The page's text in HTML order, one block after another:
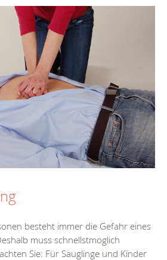
besteht immer die Gefahr eines
muss schnellstmöglich
Sie: Für Säuglinge und Kinder